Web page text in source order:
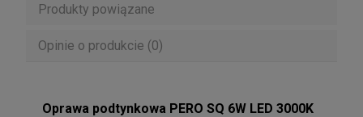
Produkty powiązane
Opinie o produkcie (0)
Oprawa podtynkowa PERO SQ 6W LED 3000K